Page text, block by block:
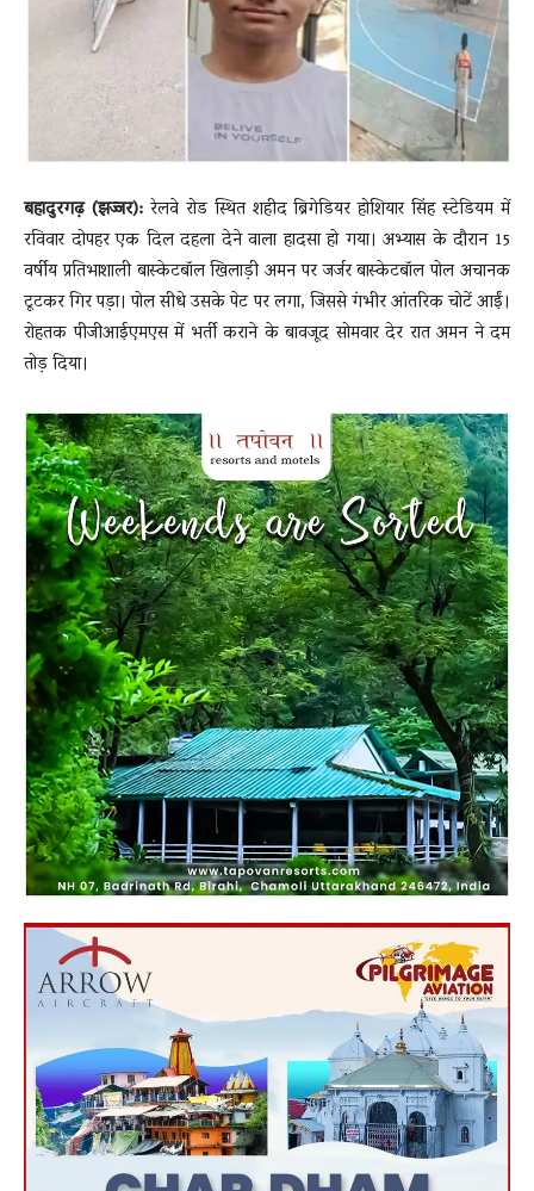
बहादुरगढ़ (झज्जर):रेलवे रोड स्थित शहीद ब्रिगेडियर होशियार सिंह स्टेडियम में
रविवार दोपहर एक दिल दहला देने वाला हादसा हो गया। अभ्यास के दौरान 15
वर्षीय प्रतिभाशाली बास्केटबॉल खिलाड़ी अमन पर जर्जर बास्केटबॉल पोल अचानक
टूटकर गिर पड़ा। पोल सीधे उसके पेट पर लगा, जिससे गंभीर आंतरिक चोटें आईं।
रोहतक पीजीआईएमएस में भर्ती कराने के बावजूद सोमवार देर रात अमन ने दम
तोड़ दिया।